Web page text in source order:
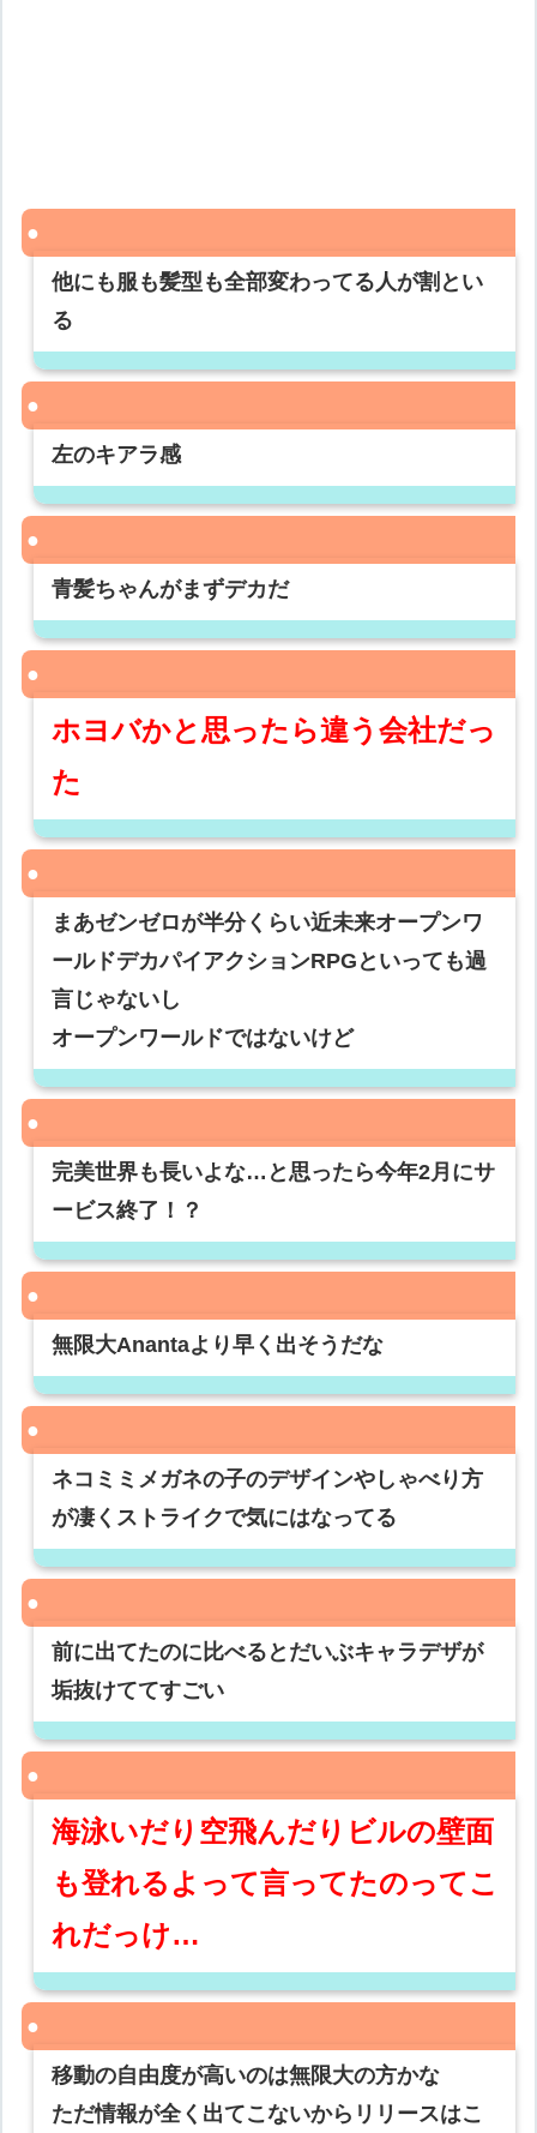
他にも服も髪型も全部変わってる人が割とい
る
左のキアラ感
青髪ちゃんがまずデカだ
ホヨバかと思ったら違う会社だっ
た
まあゼンゼロが半分くらい近未来オープンワ
ールドデカパイアクションRPGといっても過
言じゃないし
オープンワールドではないけど
完美世界も長いよな…と思ったら今年2月にサ
ービス終了！？
無限大Anantaより早く出そうだな
ネコミミメガネの子のデザインやしゃべり方
が凄くストライクで気にはなってる
前に出てたのに比べるとだいぶキャラデザが
垢抜けててすごい
海泳いだり空飛んだりビルの壁面
も登れるよって言ってたのってこ
れだっけ…
移動の自由度が高いのは無限大の方かな
ただ情報が全く出てこないからリリースはこ